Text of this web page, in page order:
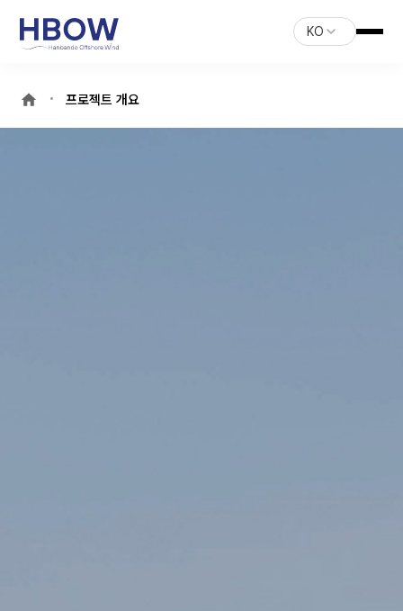
KO
프로젝트 개요